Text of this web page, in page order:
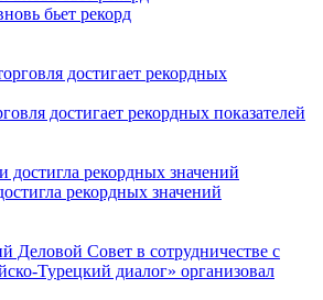
бьет рекорд
достигает рекордных показателей
рекордных значений